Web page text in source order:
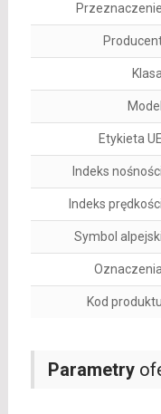
Parametry
Przeznaczenie
Klasa
Model
Etykieta UE
Indeks nośności
Indeks prędkości
Symbol alpejski
Oznaczenia
Kod produktu